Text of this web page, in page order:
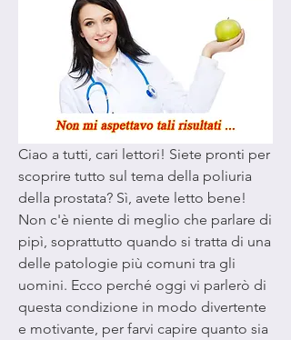
Ciao a tutti, cari lettori! Siete pronti per
scoprire tutto sul tema della poliuria
della prostata? Sì, avete letto bene!
Non c'è niente di meglio che parlare di
pipì, soprattutto quando si tratta di una
delle patologie più comuni tra gli
uomini. Ecco perché oggi vi parlerò di
questa condizione in modo divertente
e motivante, per farvi capire quanto sia